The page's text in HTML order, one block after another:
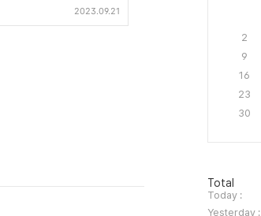
2023.09.21
2
9
16
23
30
방
문
자
Total
Today :
Yesterday :